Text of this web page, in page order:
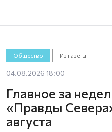
Общество Из газеты
04.08.2026 18:00
Главное за
«Правды
августа